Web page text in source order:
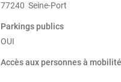
77240 Seine-Port
Parkings publics
OUI
Accès aux personnes à